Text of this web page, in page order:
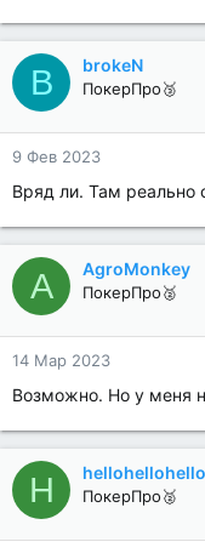
B brokeN
ПокерПро🥉
9 Фев 2023
Вряд ли. Там реально
A AgroMonkey
ПокерПро🥈
14 Мар 2023
Возможно. Но у меня
H hellohellohello
ПокерПро🥈